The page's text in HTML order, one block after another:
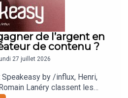
romainlanery/
https://www.influxprod.com/
de l’argent en
de contenu ?
27 juillet 2026
by /influx, Henri,
Lanéry classent les